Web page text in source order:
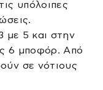
υπόλοιπες
με 5 και στην
6 μποφόρ. Από
σε νότιους